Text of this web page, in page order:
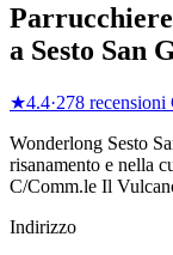
Parrucchiere
a Sesto San
★4.4·278 recensioni
Wonderlong Sesto
risanamento e nella
C/Comm.le Il
Indirizzo